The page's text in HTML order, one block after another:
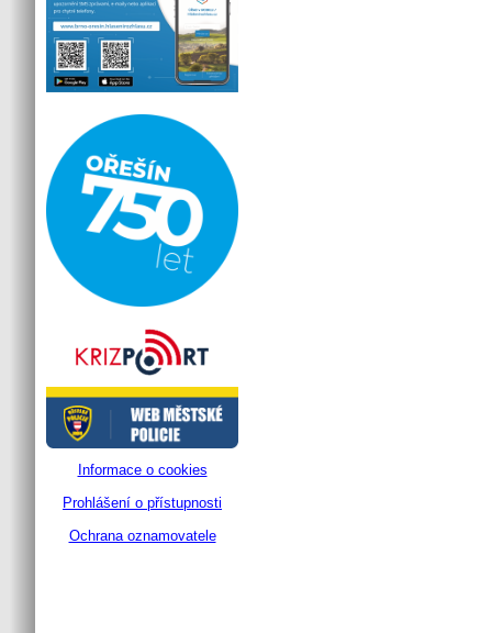
Informace o cookies
Prohlášení o přístupnosti
Ochrana oznamovatele